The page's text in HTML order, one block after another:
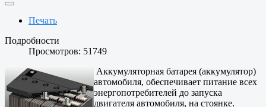
Печать
Подробности
Просмотров: 51749
Аккумуляторная батарея (аккумулятор)
автомобиля, обеспечивает питание всех
энергопотребителей до запуска
двигателя автомобиля, на стоянке.